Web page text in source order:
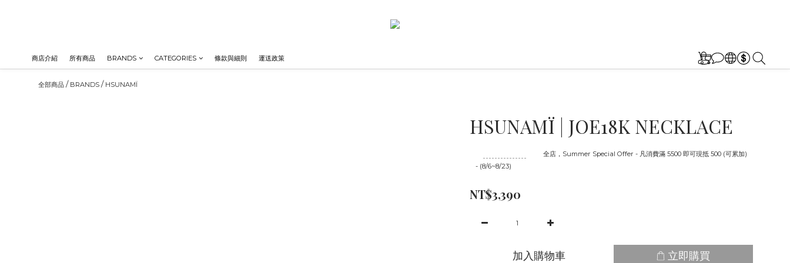
商店介紹 所有商品 BRANDS CATEGORIES 條款與細則 運送政策
全部商品 / BRANDS / HSUNAMÏ
HSUNAMÏ | JOE18K NECKLACE
全店，Summer Special Offer - 凡消費滿 5500 即可現抵 500 (可累加)
- (8/6~8/23)
NT$3,390
加入購物車 立即購買